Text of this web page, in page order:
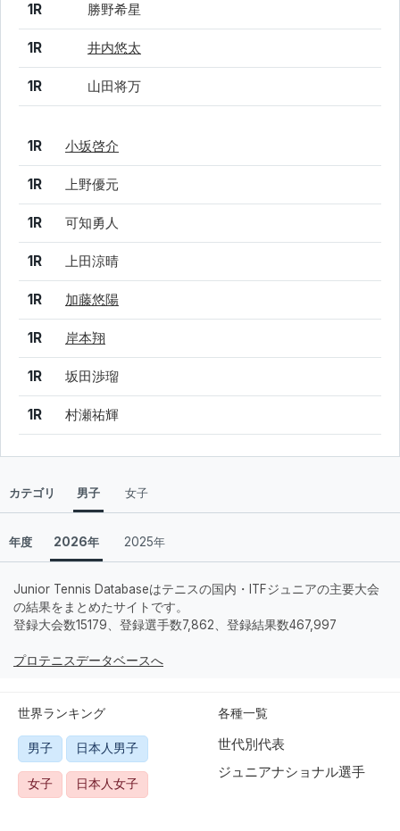
1R 勝野希星
1R 井内悠太
1R 山田将万
結果 シード 選手名
1R 小坂啓介
1R 上野優元
1R 可知勇人
1R 上田涼晴
1R 加藤悠陽
1R 岸本翔
1R 坂田渉瑠
1R 村瀬祐輝
カテゴリ 男子 女子
年度 2026年 2025年
Junior Tennis Databaseはテニスの国内・ITFジュニアの主要大会
の結果をまとめたサイトです。
登録大会数15179、登録選手数7,862、登録結果数467,997
プロテニスデータベースへ
世界ランキング
男子 日本人男子
女子 日本人女子
各種一覧
世代別代表
ジュニアナショナル選手